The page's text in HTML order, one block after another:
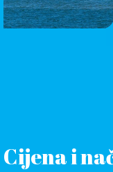
Cijena i